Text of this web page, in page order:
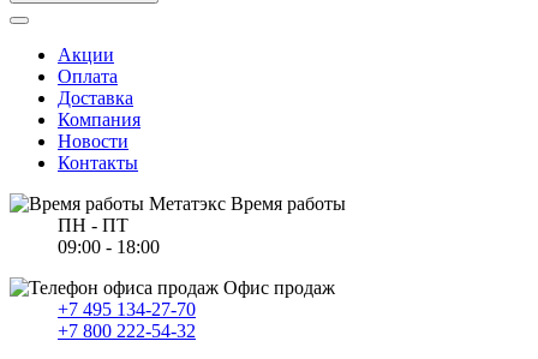
Акции
Оплата
Доставка
Компания
Новости
Контакты
Время работы
ПН - ПТ
09:00 - 18:00
Офис продаж
+7 495 134-27-70
+7 800 222-54-32